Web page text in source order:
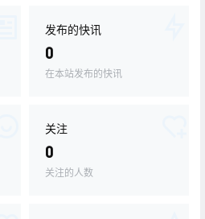
发布的快讯
0
在本站发布的快讯
关注
0
关注的人数